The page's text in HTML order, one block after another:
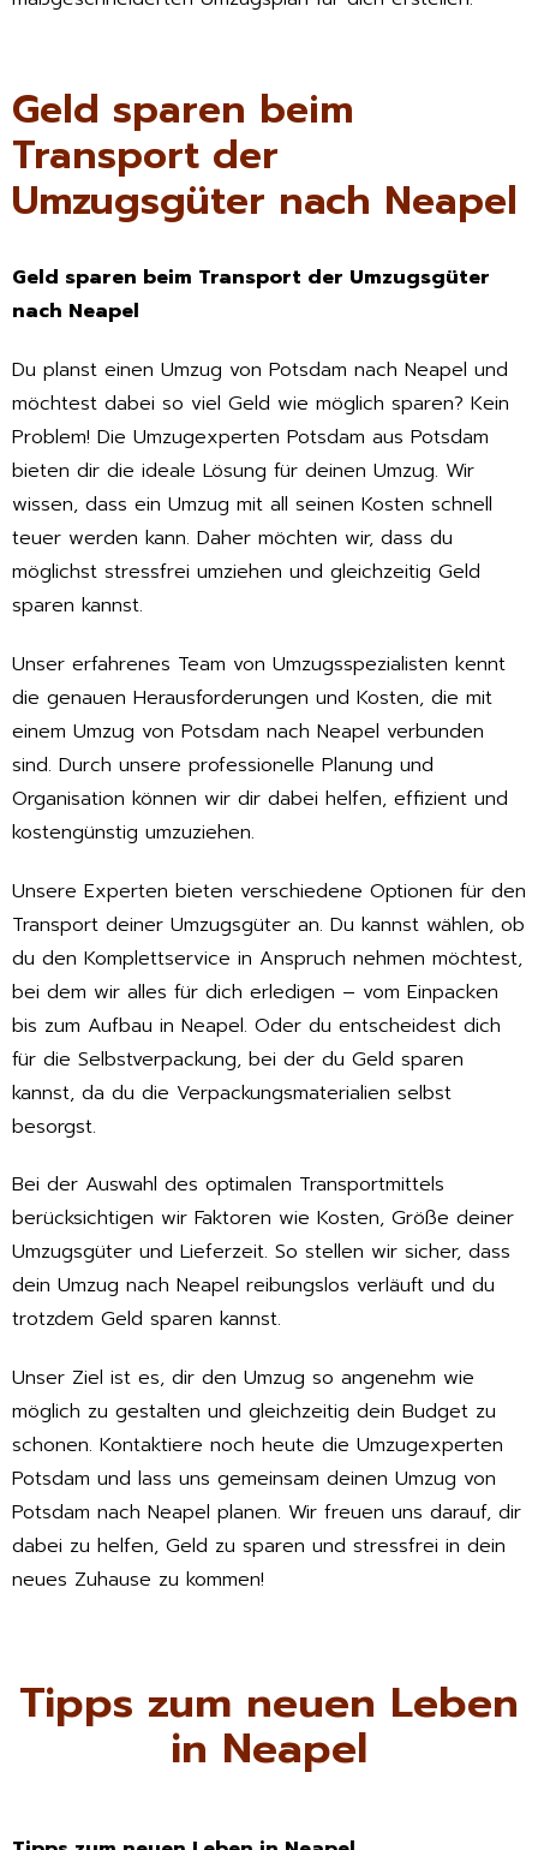
Geld sparen beim
Transport der
Umzugsgüter nach Neapel
Geld sparen beim Transport der Umzugsgüter
nach Neapel
Du planst einen Umzug von Potsdam nach Neapel und
möchtest dabei so viel Geld wie möglich sparen? Kein
Problem! Die Umzugexperten Potsdam aus Potsdam
bieten dir die ideale Lösung für deinen Umzug. Wir
wissen, dass ein Umzug mit all seinen Kosten schnell
teuer werden kann. Daher möchten wir, dass du
möglichst stressfrei umziehen und gleichzeitig Geld
sparen kannst.
Unser erfahrenes Team von Umzugsspezialisten kennt
die genauen Herausforderungen und Kosten, die mit
einem Umzug von Potsdam nach Neapel verbunden
sind. Durch unsere professionelle Planung und
Organisation können wir dir dabei helfen, effizient und
kostengünstig umzuziehen.
Unsere Experten bieten verschiedene Optionen für den
Transport deiner Umzugsgüter an. Du kannst wählen, ob
du den Komplettservice in Anspruch nehmen möchtest,
bei dem wir alles für dich erledigen – vom Einpacken
bis zum Aufbau in Neapel. Oder du entscheidest dich
für die Selbstverpackung, bei der du Geld sparen
kannst, da du die Verpackungsmaterialien selbst
besorgst.
Bei der Auswahl des optimalen Transportmittels
berücksichtigen wir Faktoren wie Kosten, Größe deiner
Umzugsgüter und Lieferzeit. So stellen wir sicher, dass
dein Umzug nach Neapel reibungslos verläuft und du
trotzdem Geld sparen kannst.
Unser Ziel ist es, dir den Umzug so angenehm wie
möglich zu gestalten und gleichzeitig dein Budget zu
schonen. Kontaktiere noch heute die Umzugexperten
Potsdam und lass uns gemeinsam deinen Umzug von
Potsdam nach Neapel planen. Wir freuen uns darauf, dir
dabei zu helfen, Geld zu sparen und stressfrei in dein
neues Zuhause zu kommen!
Tipps zum neuen Leben
in Neapel